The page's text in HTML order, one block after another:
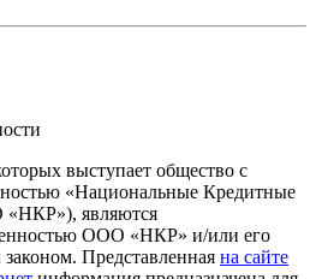
выступает общество с
«Национальные Кредитные
являются
ООО «НКР» и/или его
Представленная на сайте